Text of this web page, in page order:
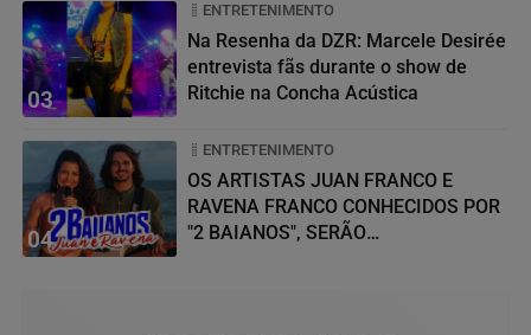
03
ENTRETENIMENTO
Na Resenha da DZR: Marcele Desirée
entrevista fãs durante o show de
Ritchie na Concha Acústica
04
ENTRETENIMENTO
OS ARTISTAS JUAN FRANCO E
RAVENA FRANCO CONHECIDOS POR
"2 BAIANOS", SERÃO